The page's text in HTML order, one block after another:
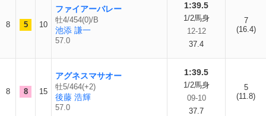
8 5 10
ファイアーバレー
牡4/454(0)/B
池添 謙一
57.0
1:39.5
1/2馬身
12-12
37.4
7
(16.4)
8 8 15
アグネスマサオー
牡5/464(+2)
後藤 浩輝
57.0
1:39.5
1/2馬身
09-10
37.7
5
(11.8)